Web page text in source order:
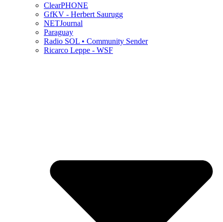
ClearPHONE
GfKV - Herbert Saurugg
NETJournal
Paraguay
Radio SOL • Community Sender
Ricarco Leppe - WSF